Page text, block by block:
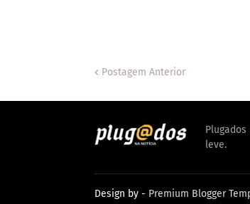
Postagem Anterior
leve.
Design by - Premium Blogger